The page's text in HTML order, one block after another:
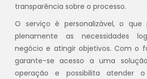
transparência sobre o processo.
O serviço é personalizável, o que
plenamente as necessidades
negócio e atingir objetivos. Com o
garante-se acesso a uma
operação e possibilita atender